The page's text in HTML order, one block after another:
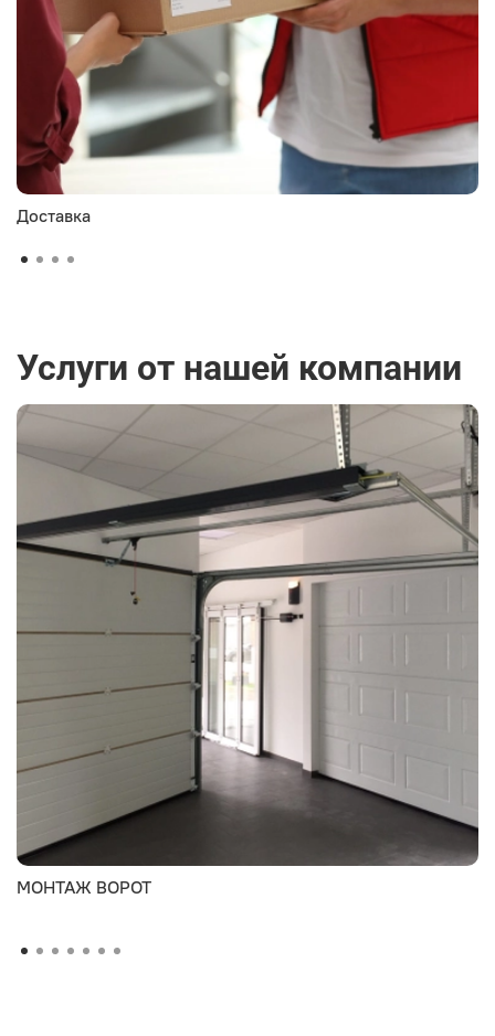
Доставка
Услуги от нашей компании
МОНТАЖ ВОРОТ